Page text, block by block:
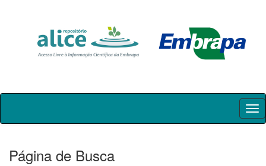
Skip
Página de Busca